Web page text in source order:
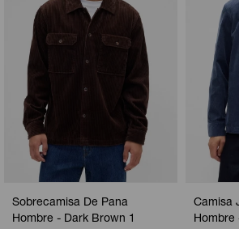
Sobrecamisa De Pana
Hombre - Dark Brown 1
Camisa
Hombre